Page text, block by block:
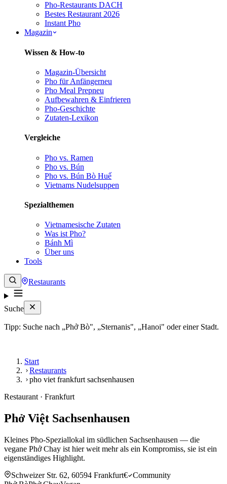
Pho-Restaurants DACH
Bestes Restaurant 2026
Instant Pho
Magazin
Wissen & How-to
Magazin-Übersicht
Pho für Anfängerneu
Pho Meal Prepneu
Aufbewahren & Einfrieren
Pho-Geschichte
Zutaten-Lexikon
Vergleiche
Pho vs. Ramen
Pho vs. Bún
Pho vs. Bún Bò Huế
Vietnams Nudelsuppen
Spezialthemen
Vietnamesische Zutaten
Was ist Pho?
Bánh Mì
Über uns
Tools
Restaurants
Suche
Tipp: Suche nach „Phở Bò", „Sternanis", „Hanoi" oder einer Stadt.
Start
Restaurants
pho viet frankfurt sachsenhausen
Restaurant · Frankfurt
Phở Việt Sachsenhausen
Kleines Pho-Speziallokal im südlichen Sachsenhausen — die
vegane Phở Chay ist hier weit mehr als ein Kompromiss, sie ist ein
eigenständiges Highlight.
Schweizer Str. 62, 60594 Frankfurt€ Community